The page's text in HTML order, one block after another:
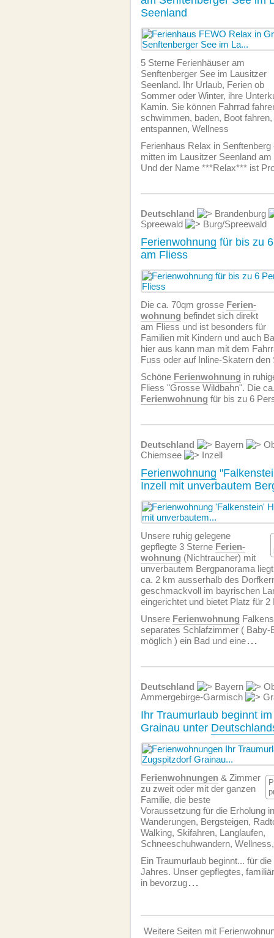
Seenland
5 Sterne Ferienhäuser am
Senftenberger See im Lausitzer
Seenland. Ihr Urlaub, Ferien ob
Sommer oder Winter, ihre
Kamin. Sie können Fahrrad
schwimmen, baden, Boot
entspannen, Wellness
Ferienhaus Relax in
mitten im Lausitzer Seenland
Und der Name ***Relax*** ist
Deutschland
Brandenburg
Spreewald
Burg/Spreewald
Ferienwohnung für bis zu
am Fliess
Die ca. 70qm grosse Ferien­
wohnung befindet sich direkt
am Fliess und ist besonders für
Familien mit Kindern und auch
hier aus kann man mit dem
Fuss oder auf Inline-Skatern
Schöne Ferien­wohnung in
Fliess "Grosse Wildbahn". Die
Ferien­wohnung für bis zu 6
Deutschland Bayern
Chiemsee
Inzell
Ferienwohnung
Inzell mit unverbautem
Unsere ruhig gelegene
gepflegte 3 Sterne Ferien­
wohnung (Nichtraucher) mit
unverbautem Bergpanorama
ca. 2 km ausserhalb des
geschmackvoll im bayrischen
eingerichtet und bietet Platz für 2
Unsere Ferien­wohnung
separates Schlafzimmer ( Baby-
möglich ) ein Bad und eine...
Deutschland Bayern
Ammergebirge-Garmisch
Ihr Traumurlaub beginnt
Grainau unter
Ferien­wohnungen & Zimmer
zu zweit oder mit der ganzen
Familie, die beste
Voraussetzung für die Erholung
Wanderungen, Bergsteigen,
Walking, Skifahren, Langlaufen,
Schneeschuhwandern,
Ein Traumurlaub beginnt... für
Jahres. Unser gepflegtes,
in bevorzug...
Weitere Seiten mit